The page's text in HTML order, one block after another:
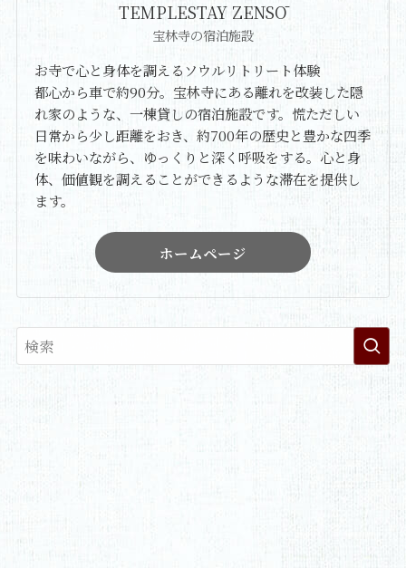
TEMPLESTAY ZENSŌ
宝林寺の宿泊施設
お寺で心と身体を調えるソウルリトリート体験
都心から車で約90分。宝林寺にある離れを改装した隠
れ家のような、一棟貸しの宿泊施設です。慌ただしい
日常から少し距離をおき、約700年の歴史と豊かな四季
を味わいながら、ゆっくりと深く呼吸をする。心と身
体、価値観を調えることができるような滞在を提供し
ます。
ホームページ